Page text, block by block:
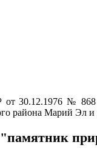
30.12.1976 №
района Марий Эл
"памятник